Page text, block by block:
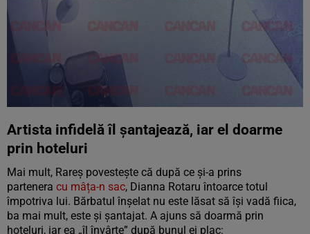
Artista infidelă îl șantajează, iar el doarme
prin hoteluri
Mai mult, Rareş povesteşte că după ce şi-a prins
partenera cu mâța-n sac, Dianna Rotaru întoarce totul
împotriva lui. Bărbatul înșelat nu este lăsat să își vadă fiica,
ba mai mult, este și șantajat. A ajuns să doarmă prin
hoteluri, iar ea „îl învârte” după bunul ei plac: